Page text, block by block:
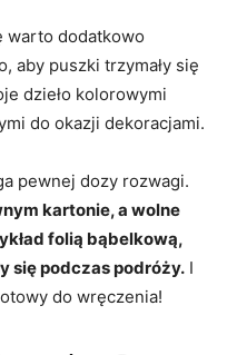
warto dodatkowo
aby puszki trzymały się
dzieło kolorowymi
do okazji dekoracjami.
pewnej dozy rozwagi.
kartonie, a wolne
folią bąbelkową,
się podczas podróży. I
do wręczenia!